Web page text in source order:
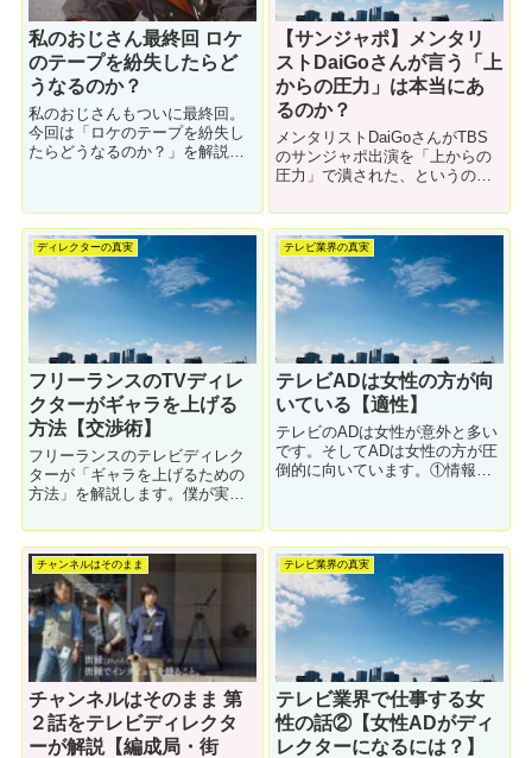
私のおじさん最終回 ロケ
のテープを紛失したらど
うなるのか？
私のおじさんもついに最終回。
今回は「ロケのテープを紛失し
たらどうなるのか？」を解説し
テレビの常識。僕がテープをな
くした時の恐怖の実体験をお話
しします。
【サンジャポ】メンタリ
ストDaiGoさんが言う「上
からの圧力」は本当にあ
るのか？
メンタリストDaiGoさんがTBS
のサンジャポ出演を「上からの
圧力」で潰された、というのは
て、解説します。上からの圧力
はぶっちゃけあります。
ディレクターの真実
フリーランスのTVディレ
クターがギャラを上げる
方法【交渉術】
フリーランスのテレビディレク
ターが「ギャラを上げるための
方法」を解説します。僕が実践
現可能だと思います。フリーラ
ンスにとってギャラは死活問題
テレビ業界の真実
テレビADは女性の方が向
いている【適性】
テレビのADは女性が意外と多い
です。そしてADは女性の方が圧
倒的に向いています。①情報の
面目⑤仕事と割り切る、などな
ど色々と理由があるので解説し
ます。
チャンネルはそのまま
チャンネルはそのまま 第
２話をテレビディレクタ
ーが解説【編成局・街
テレビ業界の真実
テレビ業界で仕事する女
性の話②【女性ADがディ
レクターになるには？】